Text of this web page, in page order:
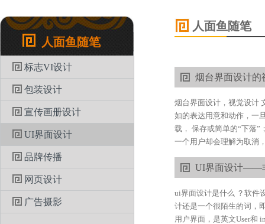
人面鱼随笔
标志VI设计
包装设计
宣传画册设计
UI界面设计
品牌传播
网页设计
广告摄影
人面鱼随笔
烟台界面设计的
烟台界面设计，视觉设计
如的表达用意和动作，一
载， 保存或简单的“下落
一个用户却会理解为取消
UI界面设计——
ui界面设计是什么 ？软件
计还是一个很陌生的词，
用户界面，是英文User和